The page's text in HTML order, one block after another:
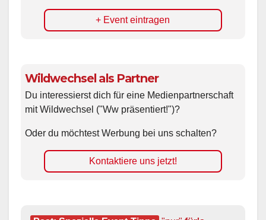
+ Event eintragen
Wildwechsel als Partner
Du interessierst dich für eine Medienpartnerschaft
mit Wildwechsel ("Ww präsentiert!")?
Oder du möchtest Werbung bei uns schalten?
Kontaktiere uns jetzt!